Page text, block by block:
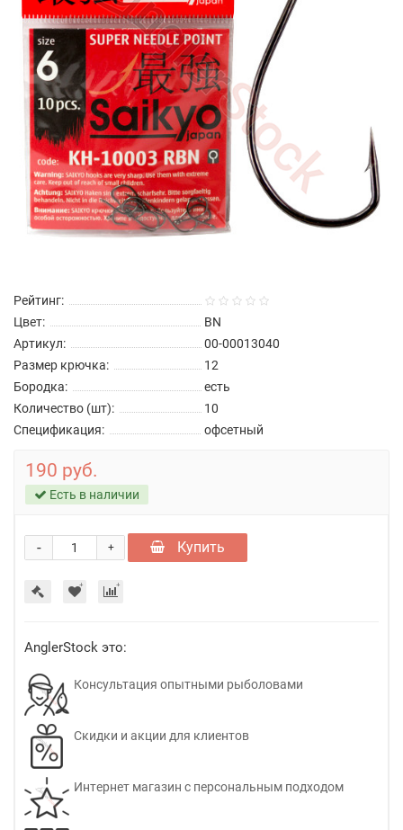
Рейтинг:
Цвет:
BN
Артикул:
00-00013040
Размер крючка:
12
Бородка:
есть
Количество (шт):
10
Спецификация:
офсетный
190 руб.
Есть в наличии
+
- Купить
AnglerStock это:
Консультация опытными рыболовами
Скидки и акции для клиентов
Интернет магазин с персональным подходом